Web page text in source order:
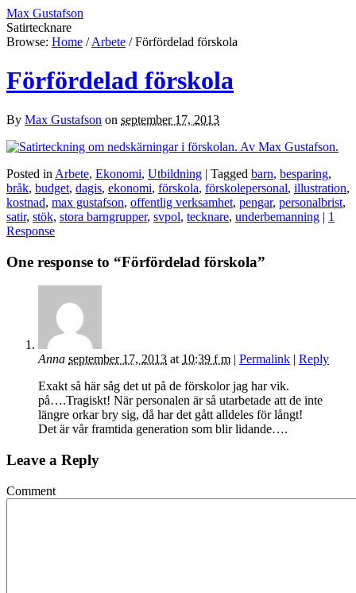
Max Gustafson
Satirtecknare
Browse: Home / Arbete / Förfördelad förskola
Förfördelad förskola
By Max Gustafson on september 17, 2013
Posted in Arbete, Ekonomi, Utbildning | Tagged barn, besparing,
bråk, budget, dagis, ekonomi, förskola, förskolepersonal, illustration,
kostnad, max gustafson, offentlig verksamhet, pengar, personalbrist,
satir, stök, stora barngrupper, svpol, tecknare, underbemanning | 1
Response
One response to “Förfördelad förskola”
Anna september 17, 2013 at 10:39 f m | Permalink | Reply
Exakt så här såg det ut på de förskolor jag har vik.
på….Tragiskt! När personalen är så utarbetade att de inte
längre orkar bry sig, då har det gått alldeles för långt!
Det är vår framtida generation som blir lidande….
Leave a Reply
Comment